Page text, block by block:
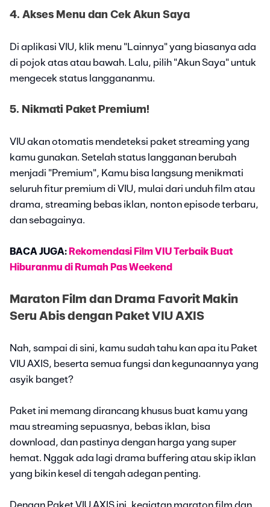
4. Akses Menu dan Cek Akun Saya
Di aplikasi VIU, klik menu "Lainnya" yang biasanya ada
di pojok atas atau bawah. Lalu, pilih "Akun Saya" untuk
mengecek status langgananmu.
5. Nikmati Paket Premium!
VIU akan otomatis mendeteksi paket streaming yang
kamu gunakan. Setelah status langganan berubah
menjadi "Premium", Kamu bisa langsung menikmati
seluruh fitur premium di VIU, mulai dari unduh film atau
drama, streaming bebas iklan, nonton episode terbaru,
dan sebagainya.
BACA JUGA: Rekomendasi Film VIU Terbaik Buat
Hiburanmu di Rumah Pas Weekend
Maraton Film dan Drama Favorit Makin
Seru Abis dengan Paket VIU AXIS
Nah, sampai di sini, kamu sudah tahu kan apa itu Paket
VIU AXIS, beserta semua fungsi dan kegunaannya yang
asyik banget?
Paket ini memang dirancang khusus buat kamu yang
mau streaming sepuasnya, bebas iklan, bisa
download, dan pastinya dengan harga yang super
hemat. Nggak ada lagi drama buffering atau skip iklan
yang bikin kesel di tengah adegan penting.
Dengan Paket VIU AXIS ini, kegiatan maraton film dan